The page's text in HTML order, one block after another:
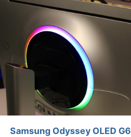
Samsung Odyssey OLED